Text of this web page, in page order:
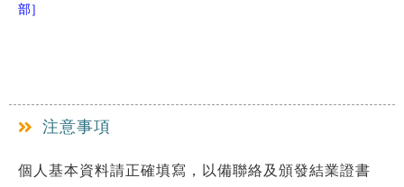
部]
注意事項
個人基本資料請正確填寫，以備聯絡及頒發結業證書